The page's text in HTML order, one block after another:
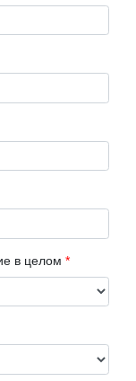
в целом *